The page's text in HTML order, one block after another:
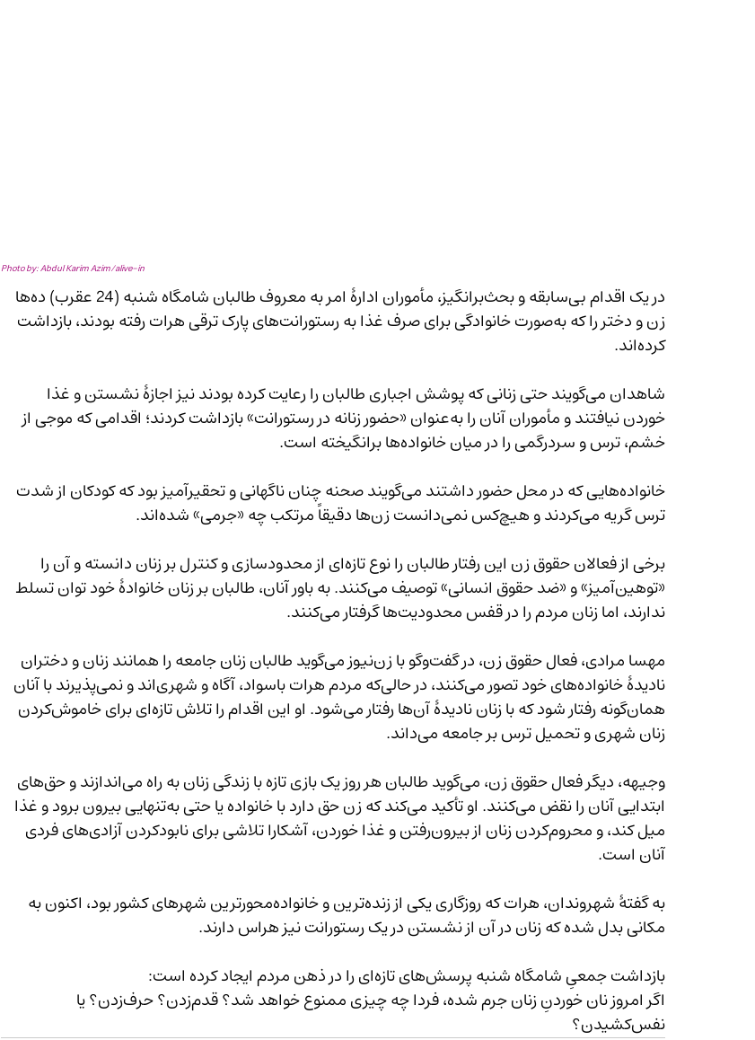
Photo by: Abdul Karim Azim/alive-in
در یک اقدام بی‌سابقه و بحث‌برانگیز، مأموران ادارهٔ امر به معروف طالبان شامگاه شنبه (24 عقرب) ده‌ها
زن و دختر را که به‌صورت خانوادگی برای صرف غذا به رستورانت‌های پارک ترقی هرات رفته بودند، بازداشت
کرده‌اند.
شاهدان می‌گویند حتی زنانی که پوشش اجباری طالبان را رعایت کرده بودند نیز اجازهٔ نشستن و غذا
خوردن نیافتند و مأموران آنان را به‌عنوان «حضور زنانه در رستورانت» بازداشت کردند؛ اقدامی که موجی از
خشم، ترس و سردرگمی را در میان خانواده‌ها برانگیخته است.
خانواده‌هایی که در محل حضور داشتند می‌گویند صحنه چنان ناگهانی و تحقیرآمیز بود که کودکان از شدت
ترس گریه می‌کردند و هیچ‌کس نمی‌دانست زن‌ها دقیقاً مرتکب چه «جرمی» شده‌اند.
برخی از فعالان حقوق زن این رفتار طالبان را نوع تازه‌ای از محدودسازی و کنترل بر زنان دانسته و آن را
«توهین‌آمیز» و «ضد حقوق انسانی» توصیف می‌کنند. به باور آنان، طالبان بر زنان خانوادهٔ خود توان تسلط
ندارند، اما زنان مردم را در قفس محدودیت‌ها گرفتار می‌کنند.
مهسا مرادی، فعال حقوق زن، در گفت‌وگو با زن‌نیوز می‌گوید طالبان زنان جامعه را همانند زنان و دختران
نادیدهٔ خانواده‌های خود تصور می‌کنند، در حالی‌که مردم هرات باسواد، آگاه و شهری‌اند و نمی‌پذیرند با آنان
همان‌گونه رفتار شود که با زنان نادیدهٔ آن‌ها رفتار می‌شود. او این اقدام را تلاش تازه‌ای برای خاموش‌کردن
زنان شهری و تحمیل ترس بر جامعه می‌داند.
وجیهه، دیگر فعال حقوق زن، می‌گوید طالبان هر روز یک بازی تازه با زندگی زنان به راه می‌اندازند و حق‌های
ابتدایی آنان را نقض می‌کنند. او تأکید می‌کند که زن حق دارد با خانواده یا حتی به‌تنهایی بیرون برود و غذا
میل کند، و محروم‌کردن زنان از بیرون‌رفتن و غذا خوردن، آشکارا تلاشی برای نابودکردن آزادی‌های فردی
آنان است.
به گفتهٔ شهروندان، هرات که روزگاری یکی از زنده‌ترین و خانواده‌محورترین شهرهای کشور بود، اکنون به
مکانی بدل شده که زنان در آن از نشستن در یک رستورانت نیز هراس دارند.
بازداشت جمعیِ شامگاه شنبه پرسش‌های تازه‌ای را در ذهن مردم ایجاد کرده است:
اگر امروز نان خوردنِ زنان جرم شده، فردا چه چیزی ممنوع خواهد شد؟ قدم‌زدن؟ حرف‌زدن؟ یا
نفس‌کشیدن؟